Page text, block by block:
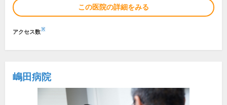
この医院の詳細をみる
アクセス数※
嶋田病院